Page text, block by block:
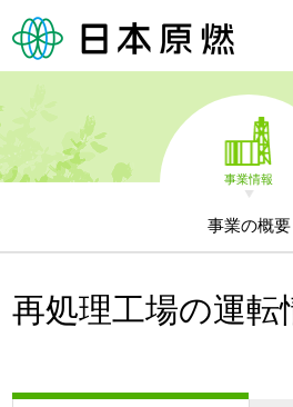
事業情報
事業の概要
再処理工場の運転